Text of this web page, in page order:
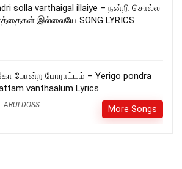
solla varthaigal illaiye – நன்றி சொல்ல
இல்லையே SONG LYRICS
போன்ற போராட்டம் – Yerigo pondra
vanthaalum Lyrics
ARULDOSS More Songs